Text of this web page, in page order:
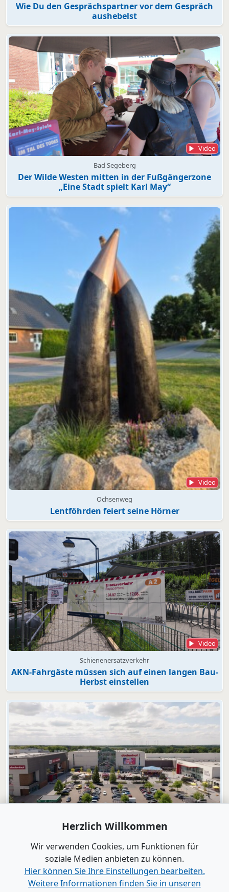
Wie Du den Gesprächspartner vor dem Gespräch
aushebelst
Video
Bad Segeberg
Der Wilde Westen mitten in der Fußgängerzone
„Eine Stadt spielt Karl May“
Video
Ochsenweg
Lentföhrden feiert seine Hörner
Video
Schienenersatzverkehr
AKN-Fahrgäste müssen sich auf einen langen Bau-
Herbst einstellen
dodenhof
dodenhof als Arbeitgeber in Kaltenkirchen
Alle Videos anzeigen
Herzlich Willkommen
Wir verwenden Cookies, um Funktionen für
soziale Medien anbieten zu können.
Hier können Sie Ihre Einstellungen bearbeiten.
Weitere Informationen finden Sie in unseren